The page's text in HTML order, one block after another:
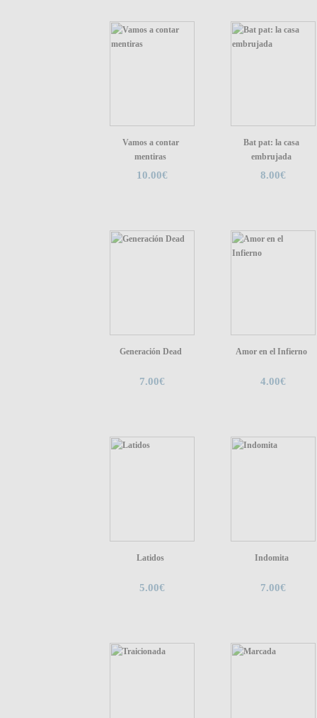
Vamos a contar
mentiras
10.00€
Bat pat: la casa
embrujada
8.00€
Generación Dead
7.00€
Amor en el Infierno
4.00€
Latidos
5.00€
Indomita
7.00€